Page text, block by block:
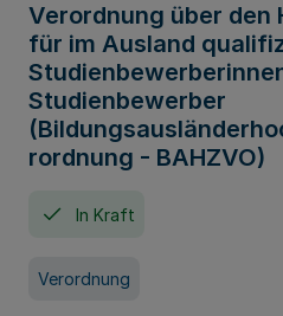
Verordnung über den
für im Ausland
Studienbewerber
rordnung - BAHZVO)
In Kraft
Verordnung